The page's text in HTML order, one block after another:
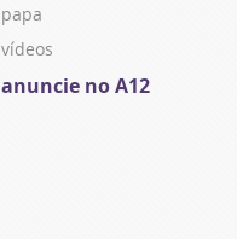
papa
vídeos
anuncie no A12